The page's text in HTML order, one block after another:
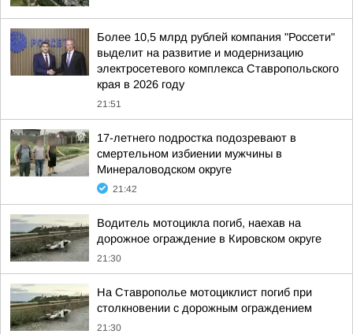
Более 10,5 млрд рублей компания "Россети"
выделит на развитие и модернизацию
электросетевого комплекса Ставропольского
края в 2026 году
21:51
17-летнего подростка подозревают в
смертельном избиении мужчины в
Минераловодском округе
21:42
Водитель мотоцикла погиб, наехав на
дорожное ограждение в Кировском округе
21:30
На Ставрополье мотоциклист погиб при
столкновении с дорожным ограждением
21:30